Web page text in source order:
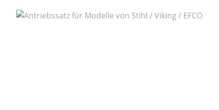
Bildergalerie überspringen